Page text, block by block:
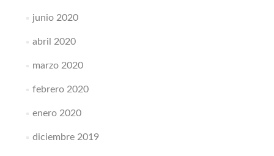
junio 2020
abril 2020
marzo 2020
febrero 2020
enero 2020
diciembre 2019